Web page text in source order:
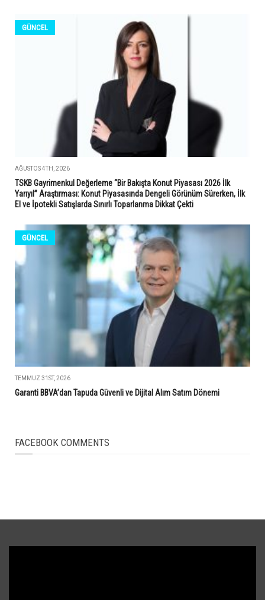
GÜNCEL
AĞUSTOS 4TH, 2026
TSKB Gayrimenkul Değerleme “Bir Bakışta Konut Piyasası 2026 İlk
Yarıyıl” Araştırması: Konut Piyasasında Dengeli Görünüm Sürerken, İlk
El ve İpotekli Satışlarda Sınırlı Toparlanma Dikkat Çekti
GÜNCEL
TEMMUZ 31ST, 2026
Garanti BBVA’dan Tapuda Güvenli ve Dijital Alım Satım Dönemi
FACEBOOK COMMENTS